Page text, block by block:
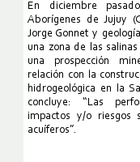
En diciembre
Aborígenes de Jujuy
Jorge Gonnet y
una zona de las
una prospección
relación con la
hidrogeológica en la
concluye: “Las
impactos y/o riesgos
acuíferos”.